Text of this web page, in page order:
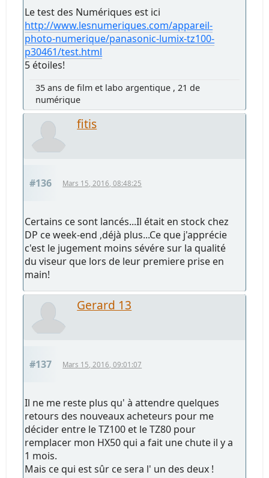
Le test des Numériques est ici
http://www.lesnumeriques.com/appareil-
photo-numerique/panasonic-lumix-tz100-
p30461/test.html
5 étoiles!
35 ans de film et labo argentique , 21 de
numérique
fitis
#136 Mars 15, 2016, 08:48:25
Certains ce sont lancés...Il était en stock chez
DP ce week-end ,déjà plus...Ce que j'apprécie
c'est le jugement moins sévére sur la qualité
du viseur que lors de leur premiere prise en
main!
Gerard 13
#137 Mars 15, 2016, 09:01:07
Il ne me reste plus qu' à attendre quelques
retours des nouveaux acheteurs pour me
décider entre le TZ100 et le TZ80 pour
remplacer mon HX50 qui a fait une chute il y a
1 mois.
Mais ce qui est sûr ce sera l' un des deux !